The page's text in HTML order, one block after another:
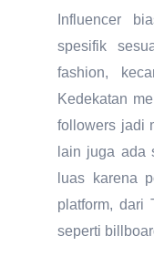
Influencer
spesifik
fashion,
Kedekatan
followers jadi
lain juga ada
luas karena
platform, dari
seperti